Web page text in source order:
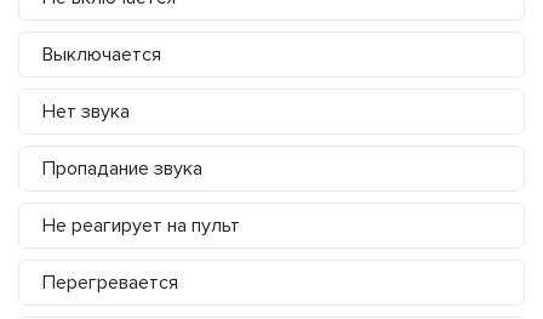
Выключается
Нет звука
Пропадание звука
Не реагирует на пульт
Перегревается